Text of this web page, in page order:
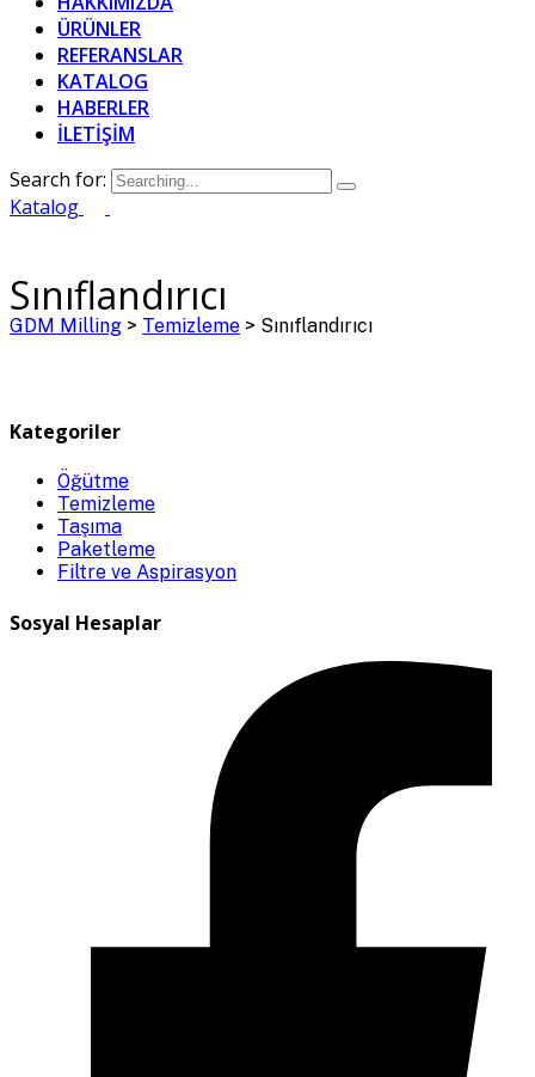
ÜRÜNLER
REFERANSLAR
KATALOG
HABERLER
İLETİŞİM
Search for:
Katalog
Sınıflandırıcı
GDM Milling > Temizleme > Sınıflandırıcı
Kategoriler
Öğütme
Temizleme
Taşıma
Paketleme
Filtre ve Aspirasyon
Sosyal Hesaplar